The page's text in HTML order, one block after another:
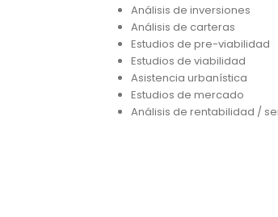
Análisis de inversiones
Análisis de carteras
Estudios de pre-viabilidad
Estudios de viabilidad
Asistencia urbanística
Estudios de mercado
Análisis de rentabilidad /